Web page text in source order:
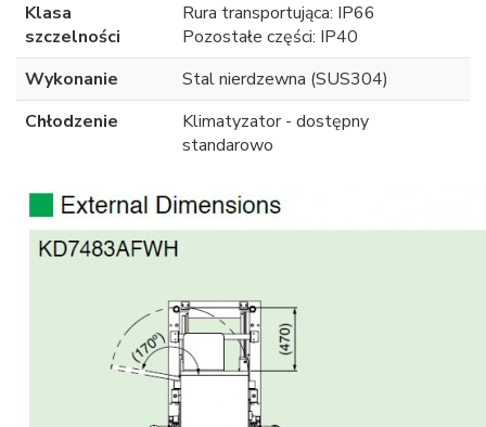
Klasa
szczelności
Rura transportująca: IP66
Pozostałe części: IP40
Wykonanie
Stal nierdzewna (SUS304)
Chłodzenie
Klimatyzator - dostępny
standarowo